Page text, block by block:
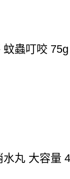
蟲叮咬
丸 大容量